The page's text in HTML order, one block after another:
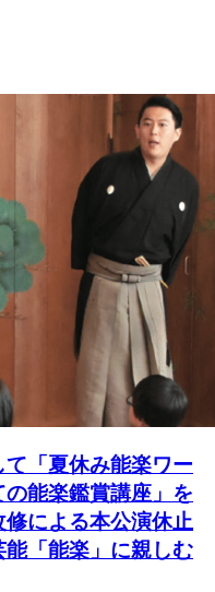
「夏休み能楽ワー
能楽鑑賞講座」を
による本公演休止
「能楽」に親しむ